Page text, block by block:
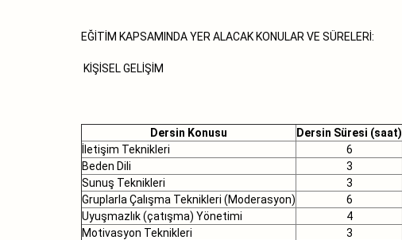
EĞİTİM KAPSAMINDA YER ALACAK KONULAR VE SÜRELERİ:
KİŞİSEL GELİŞİM
Dersin Konusu Dersin Süresi (saat)
İletişim Teknikleri
6
Beden Dili
3
Sunuş Teknikleri
3
Gruplarla Çalışma Teknikleri (Moderasyon)
6
Uyuşmazlık (çatışma) Yönetimi
4
Motivasyon Teknikleri
3